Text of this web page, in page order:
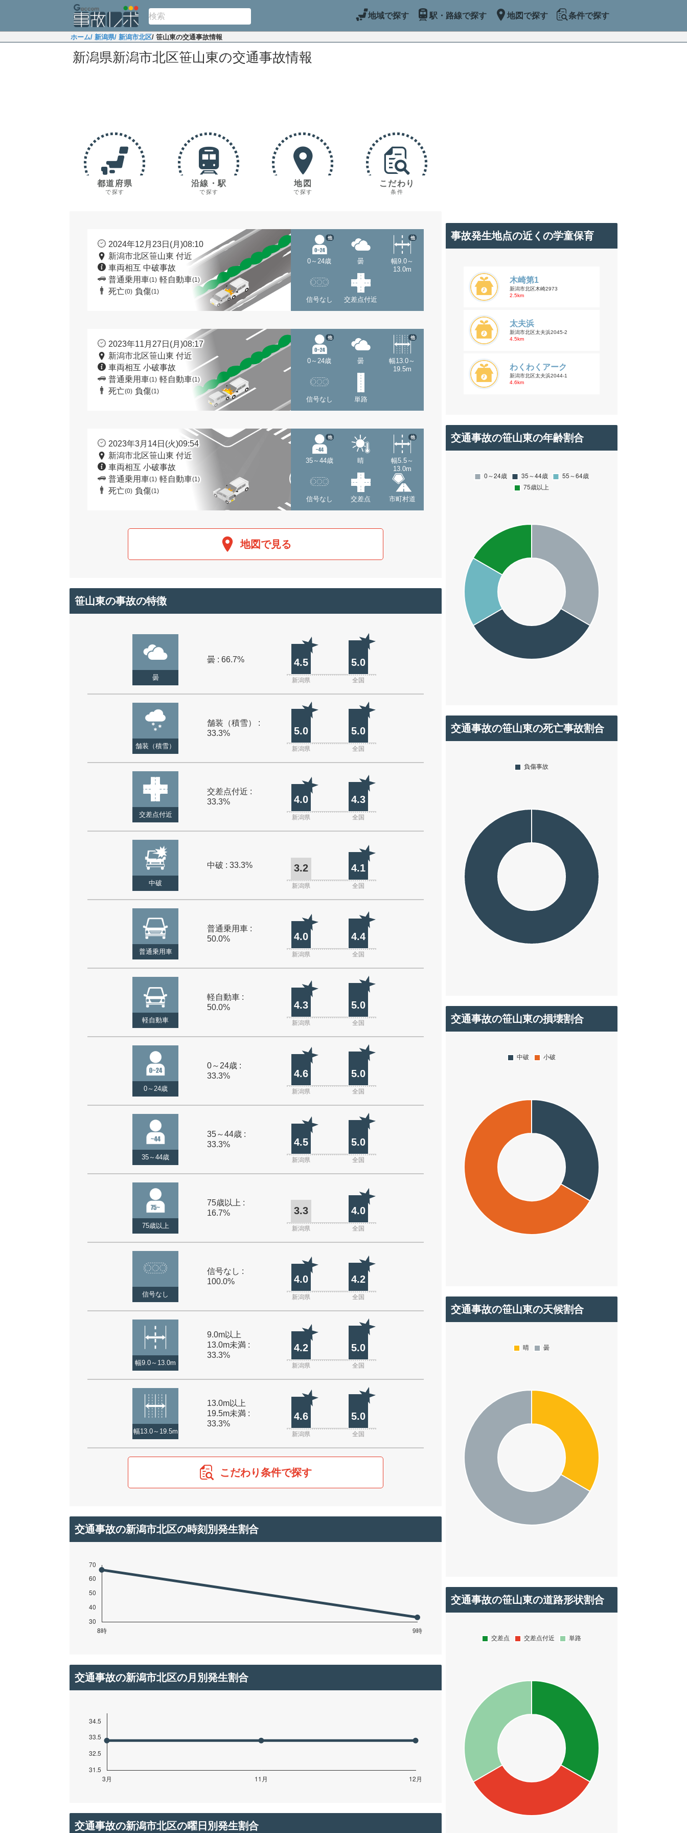
地域で探す 駅・路線で探す 地図で探す 条件で探す
ホーム/ 新潟県/ 新潟市北区/ 笹山東の交通事故情報
新潟県新潟市北区笹山東の交通事故情報
都道府県
で探す
沿線・駅
で探す
地図
で探す
こだわり
条件
2024年12月23日(月)08:10
新潟市北区笹山東 付近
車両相互 中破事故
普通乗用車(1) 軽自動車(1)
死亡(0) 負傷(1)
0～24歳
他
曇
幅9.0～
13.0m
他
信号なし 交差点付近
2023年11月27日(月)08:17
新潟市北区笹山東 付近
車両相互 小破事故
普通乗用車(1) 軽自動車(1)
死亡(0) 負傷(1)
0～24歳
他
曇
幅13.0～
19.5m
他
信号なし 単路
2023年3月14日(火)09:54
新潟市北区笹山東 付近
車両相互 小破事故
普通乗用車(1) 軽自動車(1)
死亡(0) 負傷(1)
35～44歳
他
晴
幅5.5～
13.0m
他
信号なし 交差点 市町村道
地図で見る
笹山東の事故の特徴
曇
曇 : 66.7% 4.5 5.0
新潟県 全国
舗装（積雪）
舗装（積雪） :
33.3%
5.0 5.0
新潟県 全国
交差点付近
交差点付近 :
33.3%
4.0 4.3
新潟県 全国
中破
中破 : 33.3% 3.2 4.1
新潟県 全国
普通乗用車
普通乗用車 :
50.0%
4.0 4.4
新潟県 全国
軽自動車
軽自動車 :
50.0%
4.3 5.0
新潟県 全国
0～24歳
0～24歳 :
33.3%
4.6 5.0
新潟県 全国
35～44歳
35～44歳 :
33.3%
4.5 5.0
新潟県 全国
75歳以上
75歳以上 :
16.7%
3.3 4.0
新潟県 全国
信号なし
信号なし :
100.0%
4.0 4.2
新潟県 全国
幅9.0～13.0m
9.0m以上
13.0m未満 :
33.3%
4.2 5.0
新潟県 全国
幅13.0～19.5m
13.0m以上
19.5m未満 :
33.3%
4.6 5.0
新潟県 全国
こだわり条件で探す
交通事故の新潟市北区の時刻別発生割合
交通事故の新潟市北区の月別発生割合
交通事故の新潟市北区の曜日別発生割合
事故発生地点の近くの学童保育
木崎第1
新潟市北区木崎2973
2.5km
太夫浜
新潟市北区太夫浜2045-2
4.5km
わくわくアーク
新潟市北区太夫浜2044-1
4.6km
交通事故の笹山東の年齢割合
交通事故の笹山東の死亡事故割合
交通事故の笹山東の損壊割合
交通事故の笹山東の天候割合
交通事故の笹山東の道路形状割合